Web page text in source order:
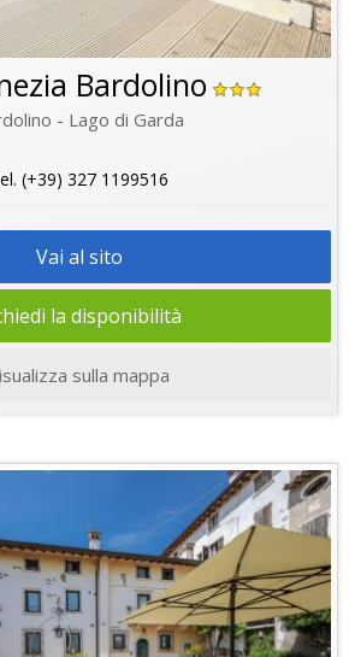
Bardolino
- Lago di Garda
(+39) 327 1199516
Vai al sito
la disponibilità
sulla mappa